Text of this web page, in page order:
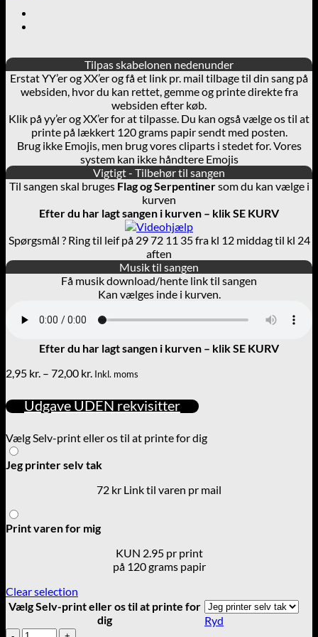
Tilpas skabelonen nedenunder
Erstat YY’er og XX’er og få et link pr. mail tilbage til din sang på
websiden, hvor du kan rettet, gemme og printe direkte fra
websiden efter køb.
Klik på yy’er og XX’er for at tilpasse. Du kan også vælge os til at
printe på lækkert 120 grams papir sendt med posten.
Brug ikke Emojis, men brug vores cliparts i stedet for. Vores
system kan ikke håndtere Emojis
Vigtigt - Tilbehør til sangen
Til sangen skal bruges Flag og Serpentinersom du kan vælge i
kurven
Efter du har lagt sangen i kurven – klik SE KURV
Spørgsmål ? Ring til leif på 29 72 11 35 fra kl 12 middag til kl 24
aften
Musik til sangen
Få musik download/hente link til sangen
Kan vælges inde i kurven.
Efter du har lagt sangen i kurven – klik SE KURV
2,95 kr. – 72,00 kr. Prisinterval:
til
72,00 kr.
Inkl. moms
Udgave UDEN rekvisitter
Vælg Selv-print eller os til at printe for dig
Jeg printer selv tak
72 kr Link til varen pr mail
Print varen for mig
KUN 2.95 pr print
på 120 grams papir
Clear selection
Vælg Selv-print eller os til at printe for
dig
Ryd
Promenadekoncert